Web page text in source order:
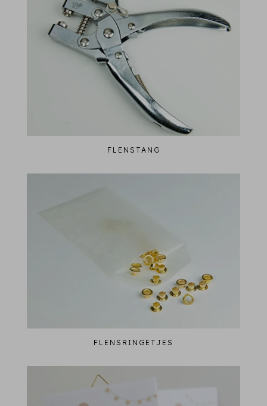
FLENSTANG
FLENSRINGETJES